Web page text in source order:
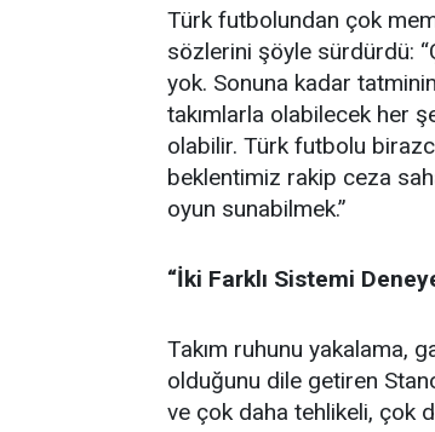
Türk futbolundan çok
sözlerini şöyle sürdürdü:
yok. Sonuna kadar
takımlarla olabilecek her
olabilir. Türk futbolu
beklentimiz rakip ceza
oyun sunabilmek.”
“İki Farklı Sistemi
Takım ruhunu yakalama,
olduğunu dile getiren
ve çok daha tehlikeli, çok